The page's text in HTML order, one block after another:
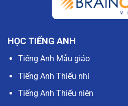
HỌC TIẾNG ANH
Tiếng Anh Mẫu giáo
Tiếng Anh Thiếu nhi
Tiếng Anh Thiếu niên